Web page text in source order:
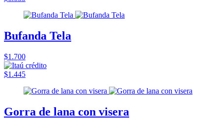
Bufanda Tela
$1.700
$1.445
Gorra de lana con visera